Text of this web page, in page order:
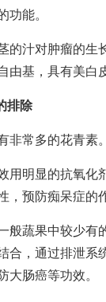
功能。
汁对肿瘤的生
由基，具有美白
排除
常多的花青素。
明显的抗氧化
，预防痴呆症的
蔬果中较少有
合，通过排泄系
大肠癌等功效。